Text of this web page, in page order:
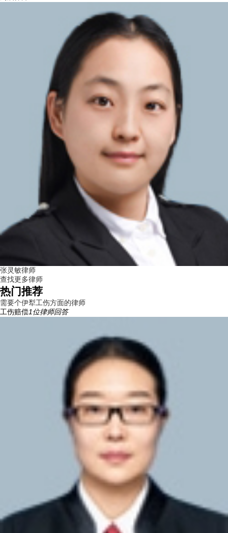
张灵敏律师
查找更多律师
热门推荐
需要个伊犁工伤方面的律师
工伤赔偿1位律师回答